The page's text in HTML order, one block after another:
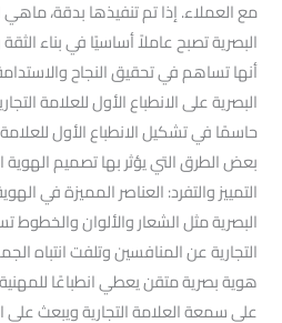
مع العملاء. إذا تم تنفيذها بدقة، ماهي
البصرية تصبح عاملاً أساسيًا في بناء الثقة
أنها تساهم في تحقيق النجاح
البصرية على الانطباع الأول للعلامة
حاسمًا في تشكيل الانطباع الأول
بعض الطرق التي يؤثر بها تصميم الهوية
التمييز والتفرد: العناصر المميزة في
البصرية مثل الشعار والألوان والخطوط
التجارية عن المنافسين وتلفت انتباه
هوية بصرية متقن يعطي انطباعًا
على سمعة العلامة التجارية ويبعث على